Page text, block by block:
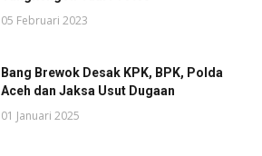
05 Februari 2023
Bang Brewok Desak KPK, BPK, Polda
Aceh dan Jaksa Usut Dugaan
01 Januari 2025